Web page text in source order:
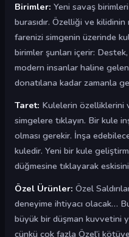
Birimler: Yeni savaş
burasıdır. Özelliği ve kilidinin
farenizi simgenin üzerinde
birimler şunları içerir:
modern insanlar haline
donatılana kadar zamanla
Taret: Kulelerin özelliklerini
simgelere tıklayın. Bir kule
olması gerekir. İnşa
kuledir. Yeni bir kule
düğmesine tıklayarak
Özel Ürünler: Özel
deneyime ihtiyacı olacak…
büyük bir düşman kuvvetini
çünkü çok fazla Özel’i